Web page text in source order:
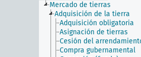
Mercado de tierras
Adquisición de la tierra
Adquisición obligatoria
Asignación de tierras
Cesión del
Compra gubernamental